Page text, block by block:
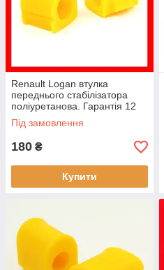
Renault Logan втулка
переднього стабілізатора
поліуретанова. Гарантія 12
місяців!
Під замовлення
180 ₴
Купити